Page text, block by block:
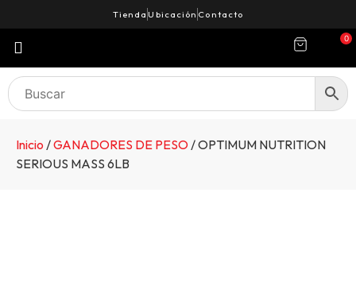
Tienda Ubicación Contacto
0
Inicio /GANADORES DE PESO/ OPTIMUM NUTRITION
SERIOUS MASS 6LB